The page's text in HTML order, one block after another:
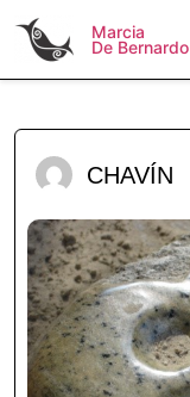
Marcia
De Bernardo
CHAVÍN